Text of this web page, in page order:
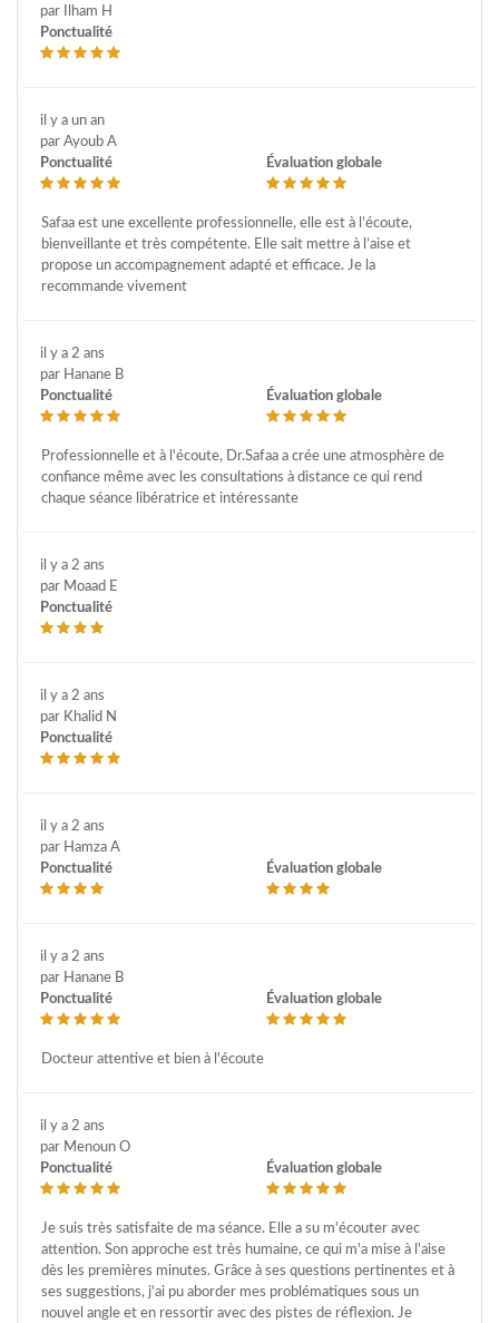
par Ilham H
Ponctualité
il y a un an
par Ayoub A
Ponctualité
Évaluation globale
Safaa est une excellente professionnelle, elle est à l’écoute,
bienveillante et très compétente. Elle sait mettre à l’aise et
propose un accompagnement adapté et efficace. Je la
recommande vivement
il y a 2 ans
par Hanane B
Ponctualité
Évaluation globale
Professionnelle et à l'écoute, Dr.Safaa a crée une atmosphère de
confiance même avec les consultations à distance ce qui rend
chaque séance libératrice et intéressante
il y a 2 ans
par Moaad E
Ponctualité
il y a 2 ans
par Khalid N
Ponctualité
il y a 2 ans
par Hamza A
Ponctualité
Évaluation globale
il y a 2 ans
par Hanane B
Ponctualité
Évaluation globale
Docteur attentive et bien à l'écoute
il y a 2 ans
par Menoun O
Ponctualité
Évaluation globale
Je suis très satisfaite de ma séance. Elle a su m'écouter avec
attention. Son approche est très humaine, ce qui m'a mise à l'aise
dès les premières minutes. Grâce à ses questions pertinentes et à
ses suggestions, j'ai pu aborder mes problématiques sous un
nouvel angle et en ressortir avec des pistes de réflexion. Je